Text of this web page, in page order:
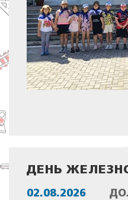
ДЕНЬ
02.08.2026